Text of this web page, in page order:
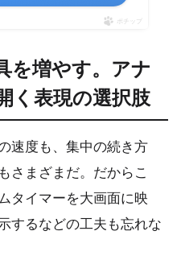
ポチップ
を増やす。アナ
く表現の選択肢
速度も、集中の続き方
さまざまだ。だからこ
タイマーを大画面に映
するなどの工夫も忘れな